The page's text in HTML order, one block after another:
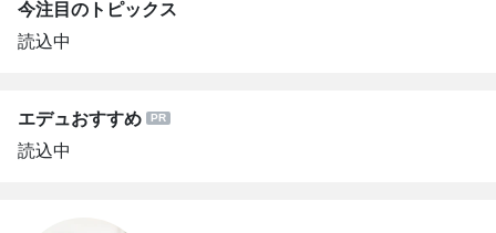
今注目のトピックス
読込中
エデュおすすめ
読込中